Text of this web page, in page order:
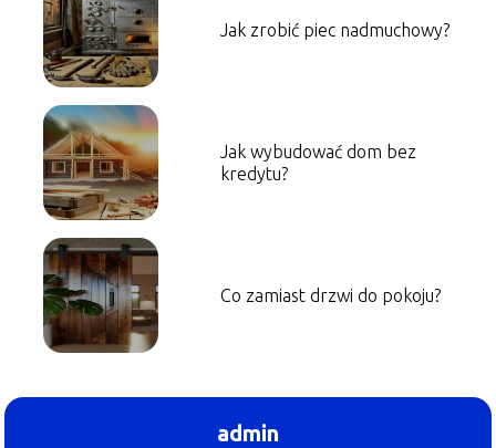
Jak zrobić piec nadmuchowy?
Jak wybudować dom bez
kredytu?
Co zamiast drzwi do pokoju?
admin